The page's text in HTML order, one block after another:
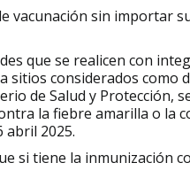
vacunación sin importar
que se realicen con
sitios considerados como
de Salud y Protección,
la fiebre amarilla o la
abril 2025.
si tiene la inmunización